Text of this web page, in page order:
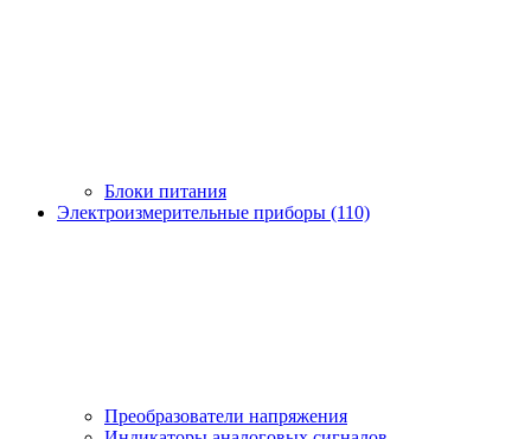
Блоки питания
Электроизмерительные приборы (110)
Преобразователи напряжения